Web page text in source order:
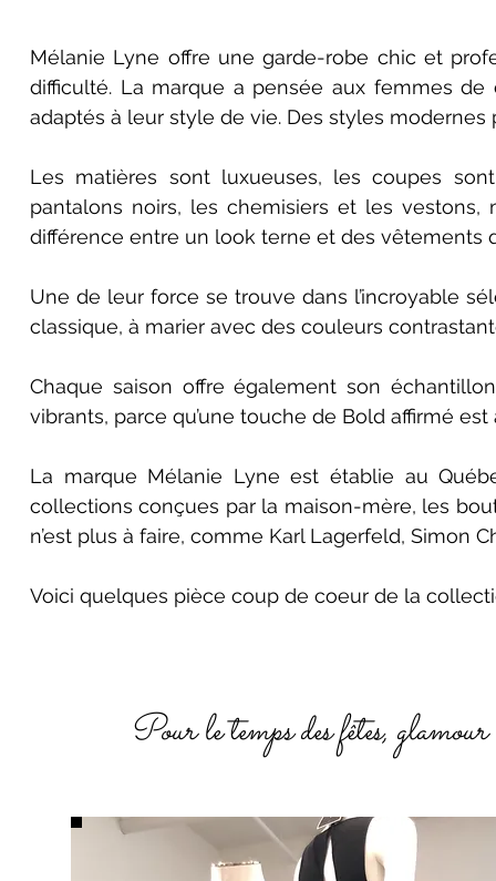
Mélanie Lyne offre une garde-robe chic et
difficulté. La marque a pensée aux femmes
adaptés à leur style de vie. Des styles
Les matières sont luxueuses, les coupes
pantalons noirs, les chemisiers et les
différence entre un look terne et des vêtements
Une de leur force se trouve dans l’incroyable
classique, à marier avec des couleurs
Chaque saison offre également son
vibrants, parce qu’une touche de Bold affirmé est
La marque Mélanie Lyne est établie au
collections conçues par la maison-mère, les
n’est plus à faire, comme Karl Lagerfeld, Simon
Voici quelques pièce coup de coeur de la
Pour le temps des fêtes,